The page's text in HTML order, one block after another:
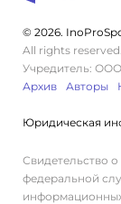
© 2026.
All rights reserved.
Учредитель:
Архив
Авторы
Юридическая
Свидетельство
федеральной